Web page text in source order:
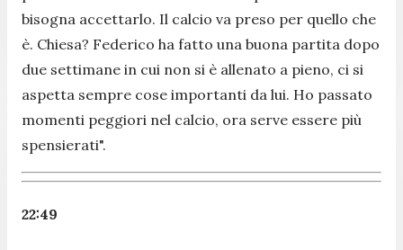
bisogna accettarlo. Il calcio va preso per quello che
è. Chiesa? Federico ha fatto una buona partita dopo
due settimane in cui non si è allenato a pieno, ci si
aspetta sempre cose importanti da lui. Ho passato
momenti peggiori nel calcio, ora serve essere più
spensierati".
22:49